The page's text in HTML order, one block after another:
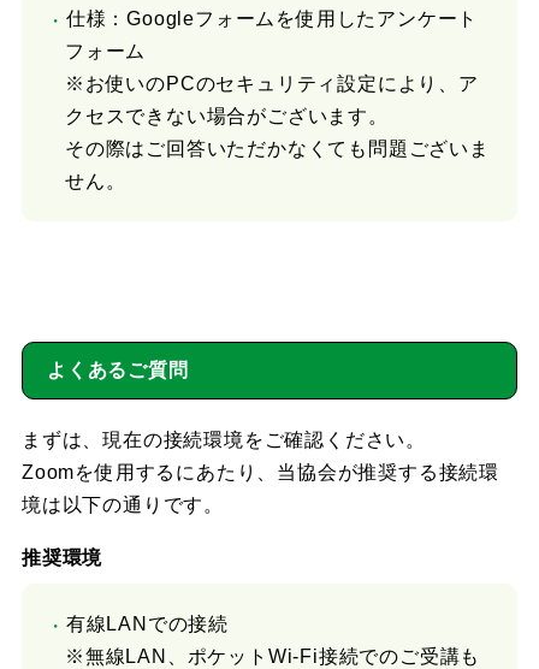
仕様：Googleフォームを使用したアンケート
フォーム
※お使いのPCのセキュリティ設定により、ア
クセスできない場合がございます。
その際はご回答いただかなくても問題ございま
せん。
よくあるご質問
まずは、現在の接続環境をご確認ください。
Zoomを使用するにあたり、当協会が推奨する接続環
境は以下の通りです。
推奨環境
有線LANでの接続
※無線LAN、ポケットWi-Fi接続でのご受講も